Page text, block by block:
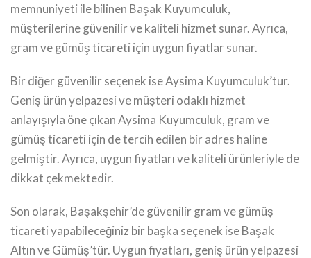
memnuniyeti ile bilinen Başak Kuyumculuk,
müşterilerine güvenilir ve kaliteli hizmet sunar. Ayrıca,
gram ve gümüş ticareti için uygun fiyatlar sunar.
Bir diğer güvenilir seçenek ise Aysima Kuyumculuk’tur.
Geniş ürün yelpazesi ve müşteri odaklı hizmet
anlayışıyla öne çıkan Aysima Kuyumculuk, gram ve
gümüş ticareti için de tercih edilen bir adres haline
gelmiştir. Ayrıca, uygun fiyatları ve kaliteli ürünleriyle de
dikkat çekmektedir.
Son olarak, Başakşehir’de güvenilir gram ve gümüş
ticareti yapabileceğiniz bir başka seçenek ise Başak
Altın ve Gümüş’tür. Uygun fiyatları, geniş ürün yelpazesi